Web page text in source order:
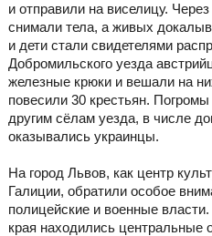
и отправили на виселицу.
снимали тела, а живых
и дети стали свидетелями
Добромильского уезда
железные крюки и вешали на
повесили 30 крестьян.
другим сёлам уезда, в числе
оказывались украинцы.
На город Львов, как центр
Галиции, обратили особое
полицейские и военные
края находились центральные